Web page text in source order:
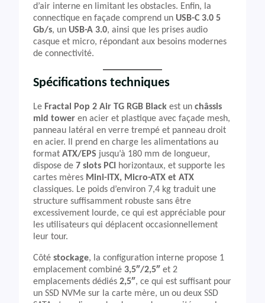
d’air interne en limitant les obstacles. Enfin, la
connectique en façade comprend un USB-C 3.0 5
Gb/s, un USB-A 3.0, ainsi que les prises audio
casque et micro, répondant aux besoins modernes
de connectivité.
Spécifications techniques
Le Fractal Pop 2 Air TG RGB Black est un châssis
mid tower en acier et plastique avec façade mesh,
panneau latéral en verre trempé et panneau droit
en acier. Il prend en charge les alimentations au
format ATX/EPS jusqu’à 180 mm de longueur,
dispose de 7 slots PCI
horizontaux, et supporte les
cartes mères Mini-ITX, Micro-ATX et ATX
classiques. Le poids d’environ 7,4 kg traduit une
structure suffisamment robuste sans être
excessivement lourde, ce qui est appréciable pour
les utilisateurs qui déplacent occasionnellement
leur tour.
Côté stockage, la configuration interne propose 1
emplacement combiné 3,5″/2,5″ et 2
emplacements dédiés 2,5″, ce qui est suffisant pour
un SSD NVMe sur la carte mère, un ou deux SSD